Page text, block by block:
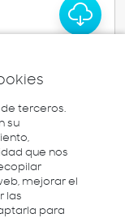
terceros.
su
que nos
mejorar el
las
para